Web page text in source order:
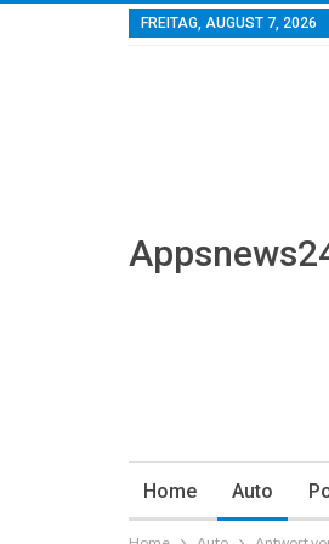
FREITAG, AUGUST 7, 2026
Home Auto